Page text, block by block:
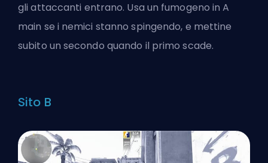
gli attaccanti entrano. Usa un fumogeno in A
main se i nemici stanno spingendo, e mettine
subito un secondo quando il primo scade.
Sito B